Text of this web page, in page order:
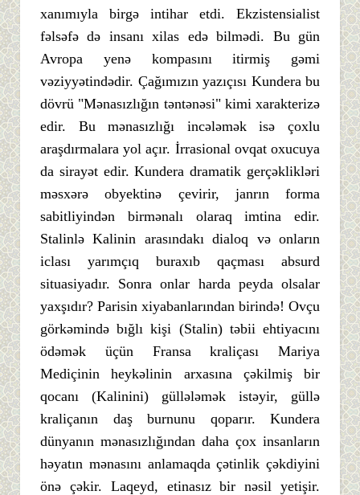
xanımıyla birgə intihar etdi. Ekzistensialist
fəlsəfə də insanı xilas edə bilmədi. Bu gün
Avropa yenə kompasını itirmiş gəmi
vəziyyətindədir. Çağımızın yazıçısı Kundera bu
dövrü "Mənasızlığın təntənəsi" kimi xarakterizə
edir. Bu mənasızlığı incələmək isə çoxlu
araşdırmalara yol açır. İrrasional ovqat oxucuya
da sirayət edir. Kundera dramatik gerçəklikləri
məsxərə obyektinə çevirir, janrın forma
sabitliyindən birmənalı olaraq imtina edir.
Stalinlə Kalinin arasındakı dialoq və onların
iclası yarımçıq buraxıb qaçması absurd
situasiyadır. Sonra onlar harda peyda olsalar
yaxşıdır? Parisin xiyabanlarından birində! Ovçu
görkəmində bığlı kişi (Stalin) təbii ehtiyacını
ödəmək üçün Fransa kraliçası Mariya
Mediçinin heykəlinin arxasına çəkilmiş bir
qocanı (Kalinini) güllələmək istəyir, güllə
kraliçanın daş burnunu qoparır. Kundera
dünyanın mənasızlığından daha çox insanların
həyatın mənasını anlamaqda çətinlik çəkdiyini
önə çəkir. Laqeyd, etinasız bir nəsil yetişir.